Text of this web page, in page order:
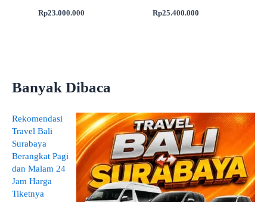
Rp23.000.000 Rp25.400.000
Banyak Dibaca
Rekomendasi
Travel Bali
Surabaya
Berangkat Pagi
dan Malam 24
Jam Harga
Tiketnya